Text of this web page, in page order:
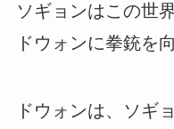
ソギョンはこの世
ドウォンに拳銃を
ドウォンは、ソギ